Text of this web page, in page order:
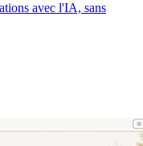
avec l'IA, sans